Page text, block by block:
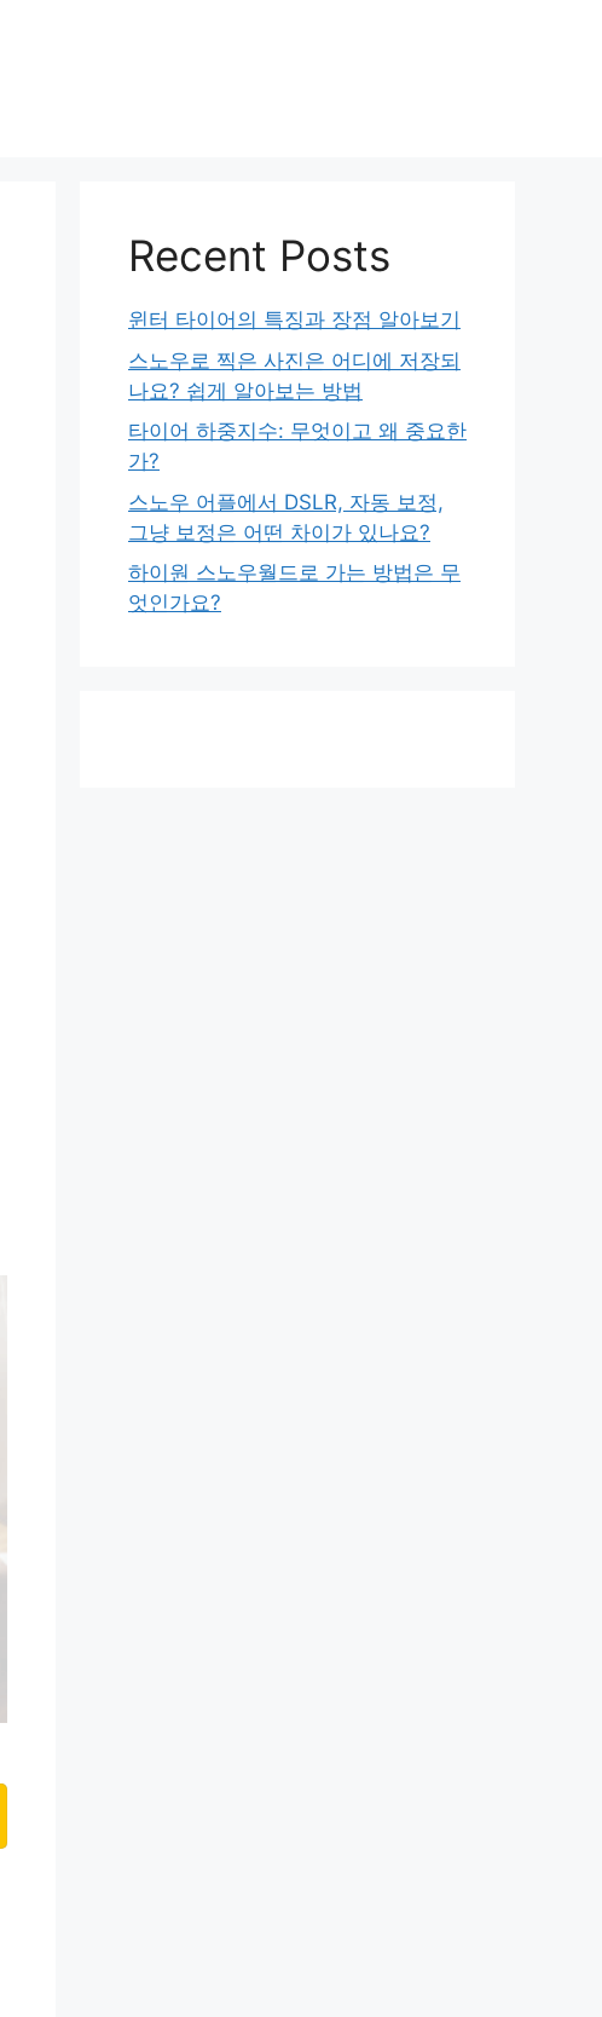
Recent Posts
윈터 타이어의 특징과 장점 알아보기
스노우로 찍은 사진은 어디에 저장되
나요? 쉽게 알아보는 방법
타이어 하중지수: 무엇이고 왜 중요한
가?
스노우 어플에서 DSLR, 자동 보정,
그냥 보정은 어떤 차이가 있나요?
하이원 스노우월드로 가는 방법은 무
엇인가요?